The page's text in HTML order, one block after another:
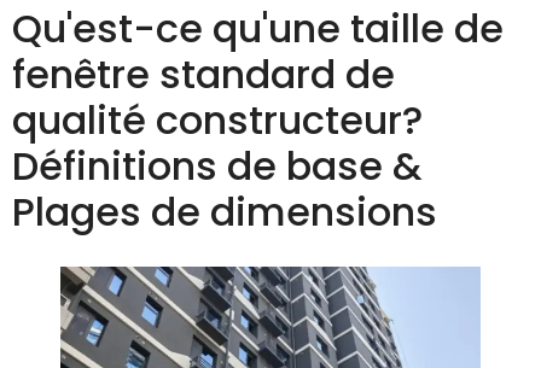
Qu'est-ce qu'une taille de
fenêtre standard de
qualité constructeur?
Définitions de base &
Plages de dimensions